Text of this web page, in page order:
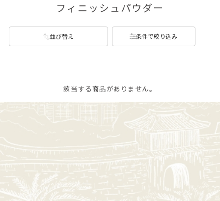
フィニッシュパウダー
並び替え 条件で絞り込み
該当する商品がありません。